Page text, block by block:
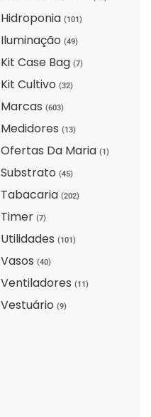
Hidroponia(101)
Iluminação(49)
Kit Case Bag(7)
Kit Cultivo(32)
Marcas(603)
Medidores(13)
Ofertas Da Maria(1)
Substrato(45)
Tabacaria(202)
Timer(7)
Utilidades(101)
Vasos(40)
Ventiladores(11)
Vestuário(9)